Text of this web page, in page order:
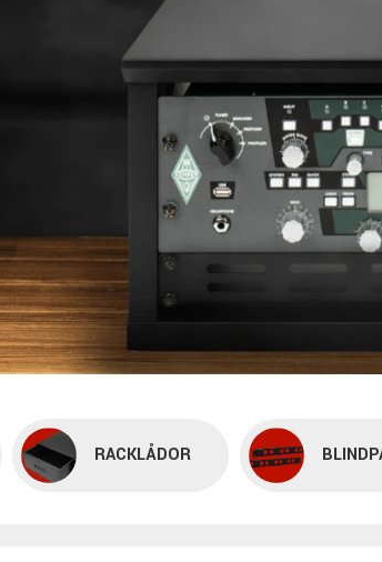
RACKLÅDOR